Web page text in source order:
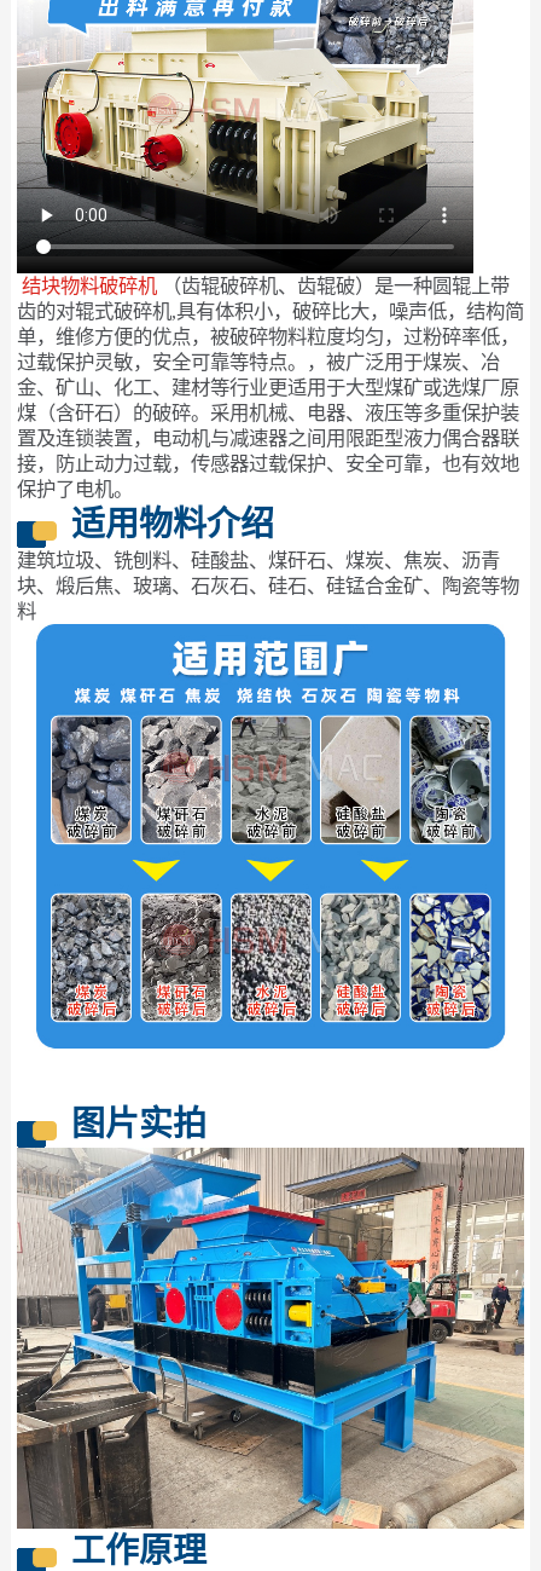
结块物料破碎机
（齿辊破碎机、齿辊破）是一种圆辊上带
齿的对辊式破碎机,具有体积小，破碎比大，噪声低，结构简
单，维修方便的优点，被破碎物料粒度均匀，过粉碎率低，
过载保护灵敏，安全可靠等特点。，被广泛用于煤炭、冶
金、矿山、化工、建材等行业更适用于大型煤矿或选煤厂原
煤（含矸石）的破碎。采用机械、电器、液压等多重保护装
置及连锁装置，电动机与减速器之间用限距型液力偶合器联
接，防止动力过载，传感器过载保护、安全可靠，也有效地
保护了电机。
适用物料介绍
建筑垃圾、铣刨料、硅酸盐、煤矸石、煤炭、焦炭、沥青
块、煅后焦、玻璃、石灰石、硅石、硅锰合金矿、陶瓷等物
料
图片实拍
工作原理